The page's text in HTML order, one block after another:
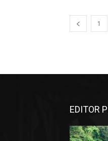
1
EDITOR